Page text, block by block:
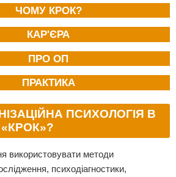
ЧОМУ КРОК?
КАР'ЄРА
ПРО ОП
ПРАКТИКА
ПСИХОЛОГІЯ В
використовувати методи
психодіагностики,